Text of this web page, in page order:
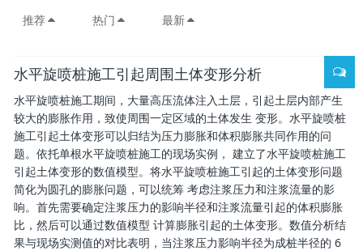
推荐 热门 最新
水平旋喷桩施工引起周围土体变形分析
水平旋喷桩施工期间，大量高压流体注入土层，引起土层内部产生
较大的膨胀作用，致使周围一定区域的土体发生 变形。水平旋喷桩
施工引起土体变形可以归结为压力膨胀和体积膨胀共同作用的问
题。依托单根水平旋喷桩施工的现场实例， 建立了水平旋喷桩施工
引起土体变形的数值模型。将水平旋喷桩施工引起的土体变形问题
简化为圆孔的膨胀问题，可以统筹 考虑注浆压力和注浆流量的影
响。首先需要确定注浆压力的影响半径和注浆流量引起的体积膨胀
比，然后可以通过数值模型 计算膨胀引起的土体变形。数值分析结
果与现场实测值的对比表明，当注浆压力影响半径为成桩半径的 6